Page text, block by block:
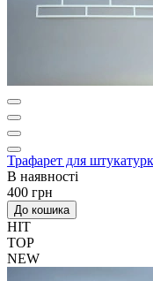
Трафарет для
В наявності
400 грн
До кошика
HIT
TOP
NEW